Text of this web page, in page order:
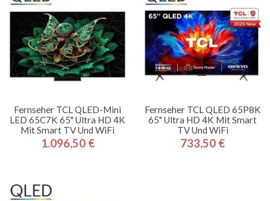
Fernseher TCL QLED-Mini
LED 65C7K 65" Ultra HD 4K
Mit Smart TV Und WiFi
Preis
1.096,50 €
Fernseher TCL QLED 65P8K
65" Ultra HD 4K Mit Smart
TV Und WiFi
Preis
733,50 €